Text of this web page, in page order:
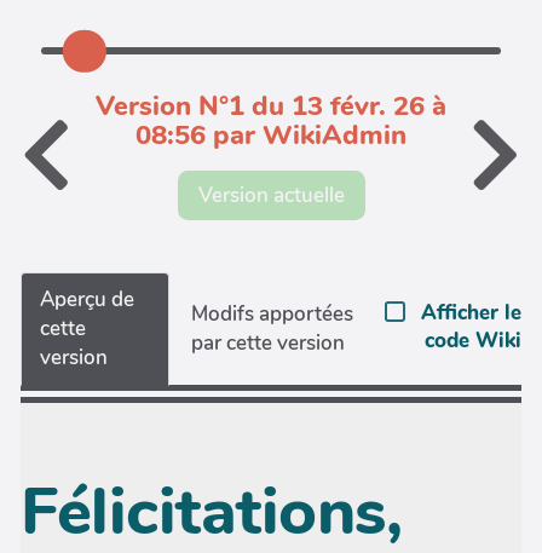
Version N°1 du 13 févr. 26 à
08:56 par WikiAdmin
Version actuelle
Aperçu de
cette
version
Modifs apportées
par cette version
Afficher le
code Wiki